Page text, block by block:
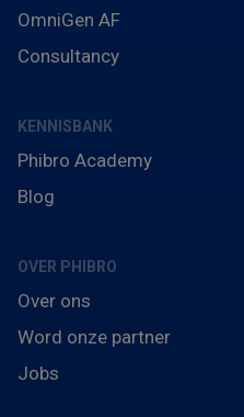
OmniGen AF
Consultancy
KENNISBANK
Phibro Academy
Blog
OVER PHIBRO
Over ons
Word onze partner
Jobs